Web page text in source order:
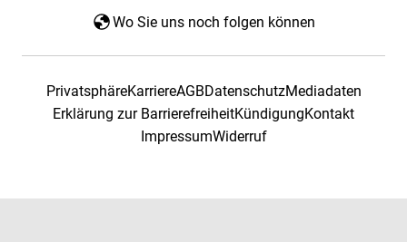
Wo Sie uns noch folgen können
PrivatsphäreKarriereAGBDatenschutzMediadaten
Erklärung zur BarrierefreiheitKündigungKontakt
ImpressumWiderruf